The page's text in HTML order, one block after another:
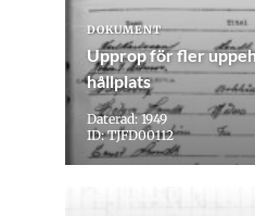
DOKUMENT
Upprop för fler
hållplats
Daterad: 1949
ID: TJFD00112